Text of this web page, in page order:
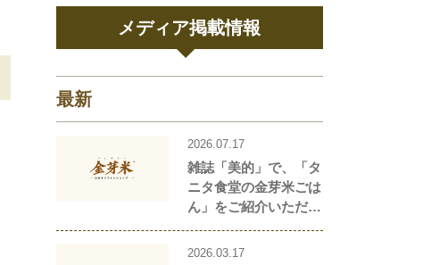
メディア掲載情報
最新
2026.07.17
雑誌「美的」で、「タ
ニタ食堂の金芽米ごは
ん」をご紹介いただき
2026.03.17